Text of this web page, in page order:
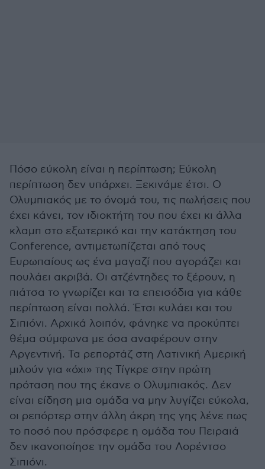
Πόσο εύκολη είναι η περίπτωση; Εύκολη
περίπτωση δεν υπάρχει. Ξεκινάμε έτσι. Ο
Ολυμπιακός με το όνομά του, τις πωλήσεις που
έχει κάνει, τον ιδιοκτήτη του που έχει κι άλλα
κλαμπ στο εξωτερικό και την κατάκτηση του
Conference, αντιμετωπίζεται από τους
Ευρωπαίους ως ένα μαγαζί που αγοράζει και
πουλάει ακριβά. Οι ατζέντηδες το ξέρουν, η
πιάτσα το γνωρίζει και τα επεισόδια για κάθε
περίπτωση είναι πολλά. Έτσι κυλάει και του
Σιπιόνι. Αρχικά λοιπόν, φάνηκε να προκύπτει
θέμα σύμφωνα με όσα αναφέρουν στην
Αργεντινή. Τα ρεπορτάζ στη Λατινική Αμερική
μιλούν για «όχι» της Τίγκρε στην πρώτη
πρόταση που της έκανε ο Ολυμπιακός. Δεν
είναι είδηση μια ομάδα να μην λυγίζει εύκολα,
οι ρεπόρτερ στην άλλη άκρη της γης λένε πως
το ποσό που πρόσφερε η ομάδα του Πειραιά
δεν ικανοποίησε την ομάδα του Λορέντσο
Σιπιόνι.